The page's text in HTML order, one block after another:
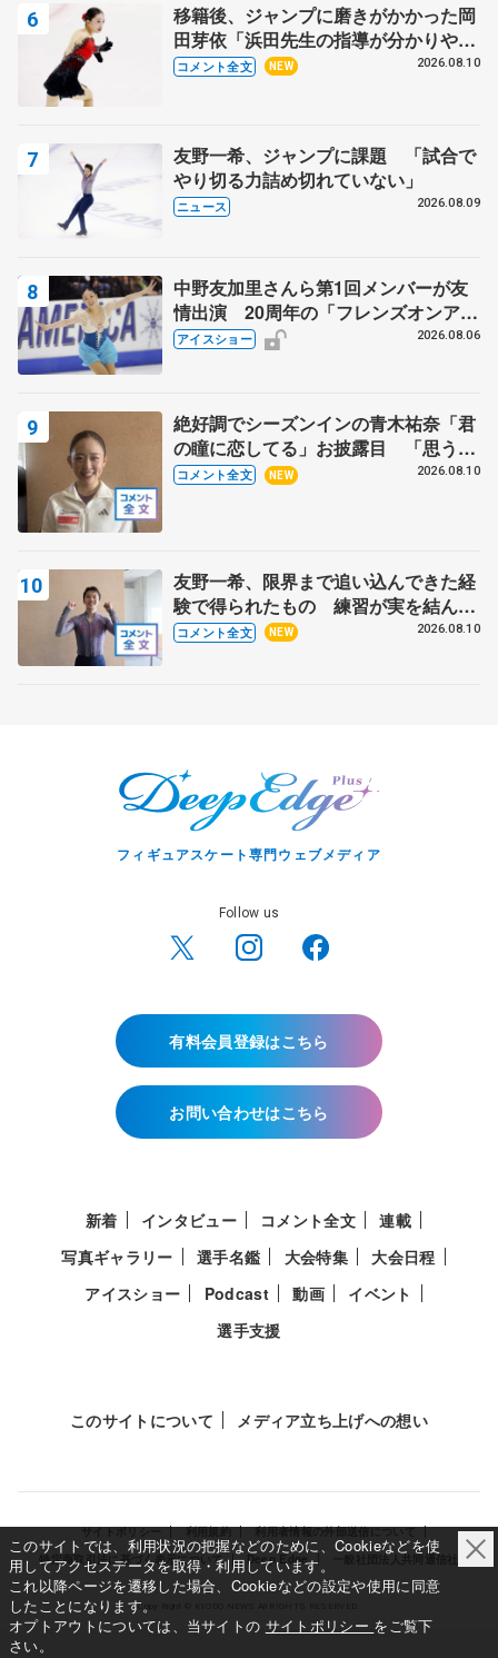
移籍後、ジャンプに磨きがかかった岡
田芽依「浜田先生の指導が分かりやす
く、しっくりくる」 苦戦中のオンラ
コメント全文 NEW 2026.08.10
友野一希、ジャンプに課題 「試合で
やり切る力詰め切れていない」
ニュース 2026.08.09
中野友加里さんら第1回メンバーが友
情出演 20周年の「フレンズオンアイ
ス」 宮本賢二さん、有川梨絵さん、
アイスショー 2026.08.06
絶好調でシーズンインの青木祐奈「君
の瞳に恋してる」お披露目 「思う人
を狙う…キャッチするような」【サマ
コメント全文 NEW 2026.08.10
友野一希、限界まで追い込んできた経
験で得られたもの 練習が実を結んだ
アジアントロフィー 【サマーカップ
コメント全文 NEW 2026.08.10
フィギュアスケート専門ウェブメディア
Follow us
有料会員登録はこちら
お問い合わせはこちら
新着 インタビュー コメント全文
連載
写真ギャラリー
選手名鑑 大会特集
大会日程
アイスショー
Podcast 動画
イベント
選手支援
このサイトについて メディア立ち上げへの想い
サイトポリシー 利用規約
利用者情報の外部送信について
特定商取引法に基づく表示について
Deep Edge 一般社団法人共同通信社
Copy Right © KYODO NEWS All RIGHTS RESERVED.
このサイトでは、利用状況の把握などのために、Cookieなどを使
用してアクセスデータを取得・利用しています。
これ以降ページを遷移した場合、Cookieなどの設定や使用に同意
したことになります。
オプトアウトについては、当サイトの サイトポリシー をご覧下
さい。